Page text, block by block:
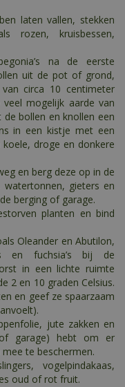
laten vallen, stekken
rozen, kruisbessen,
na de eerste
uit de pot of grond,
circa 10 centimeter
mogelijk aarde van
bollen en knollen een
in een kistje met een
droge en donkere
en berg deze op in de
gieters en
berging of garage.
planten en bind
Oleander en Abutilon,
en fuchsia’s bij de
in een lichte ruimte
2 en 10 graden Celsius.
en geef ze spaarzaam
jute zakken en
garage) hebt om er
te beschermen.
vogelpindakaas,
oud of rot fruit.